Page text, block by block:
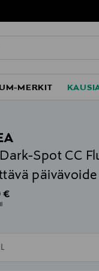
MERKIT
Spot CC
päivävoide
Price
€